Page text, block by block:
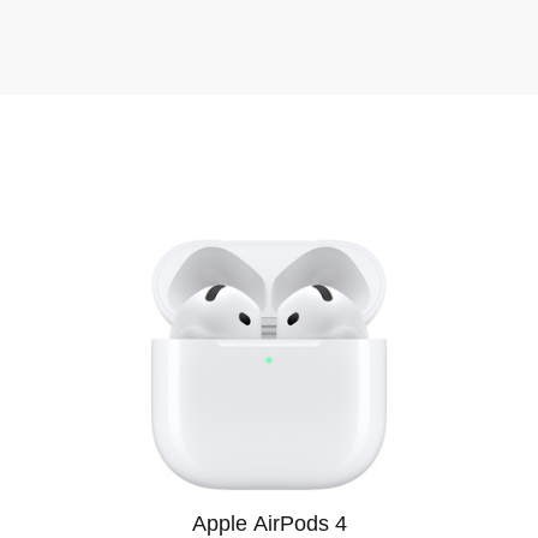
кредитования с простым оформлением. Оформить
ваше доверие и стремимся предложить лучший сервис.
через наш сайт и получайте качественный продукт с
прозрачны, чтобы вы могли принимать решения с
Apple AirPods 4